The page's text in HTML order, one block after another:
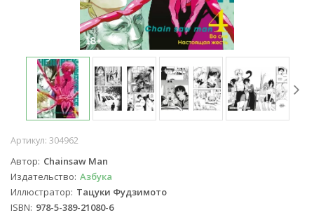
Артикул: 304962
Автор Chainsaw Man
Издательство Азбука
Иллюстратор Тацуки Фудзимото
ISBN 978-5-389-21080-6